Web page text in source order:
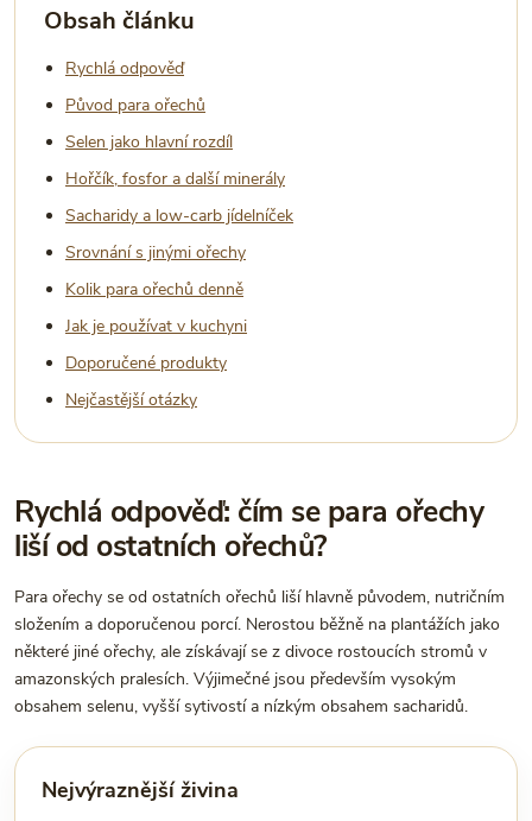
Obsah článku
Rychlá odpověď
Původ para ořechů
Selen jako hlavní rozdíl
Hořčík, fosfor a další minerály
Sacharidy a low-carb jídelníček
Srovnání s jinými ořechy
Kolik para ořechů denně
Jak je používat v kuchyni
Doporučené produkty
Nejčastější otázky
Rychlá odpověď: čím se para ořechy
liší od ostatních ořechů?
Para ořechy se od ostatních ořechů liší hlavně původem, nutričním
složením a doporučenou porcí. Nerostou běžně na plantážích jako
některé jiné ořechy, ale získávají se z divoce rostoucích stromů v
amazonských pralesích. Výjimečné jsou především vysokým
obsahem selenu, vyšší sytivostí a nízkým obsahem sacharidů.
Nejvýraznější živina